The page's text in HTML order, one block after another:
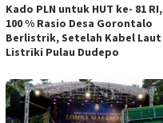
Kado PLN untuk HUT ke- 81 RI,
100 % Rasio Desa Gorontalo
Berlistrik, Setelah Kabel Laut
Listriki Pulau Dudepo